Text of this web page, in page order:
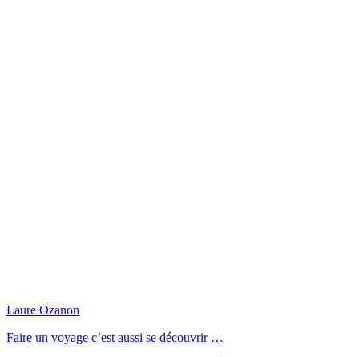
Laure Ozanon
Faire un voyage c’est aussi se découvrir …